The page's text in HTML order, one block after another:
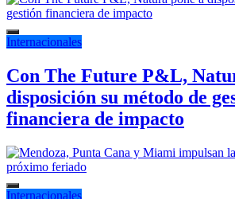
Internacionales
Con The Future P&L,
disposición su método de
financiera de impacto
Internacionales